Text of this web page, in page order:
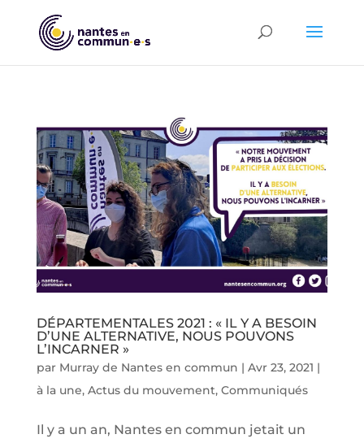
DÉPARTEMENTALES 2021 : « IL Y A BESOIN
D’UNE ALTERNATIVE, NOUS POUVONS
L’INCARNER »
par Murray de Nantes en commun | Avr 23, 2021 |
à la une, Actus du mouvement, Communiqués
Il y a un an, Nantes en commun jetait un